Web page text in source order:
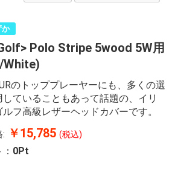
か
Polo Stripe 5wood 5W用
のトッププレーヤーにも、多くの選
ていることもあって話題の、イリ
フ高級レザーヘッドカバーです。
￥15,785(税込)
0Pt